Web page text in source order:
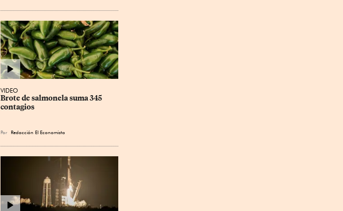
VIDEO
Brote de salmonela suma 345
contagios
Por Redacción El Economista